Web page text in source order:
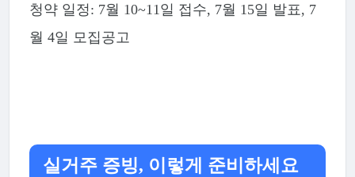
청약 일정: 7월 10~11일 접수, 7월 15일 발표, 7
월 4일 모집공고
실거주 증빙, 이렇게 준비하세요